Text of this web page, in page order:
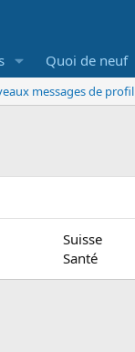
Quoi de neuf
messages de profil
Suisse
Santé